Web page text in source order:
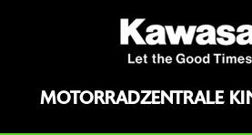
MOTORRADZENTRALE